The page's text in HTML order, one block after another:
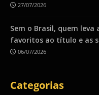
27/07/2026
Sem o Brasil, quem
favoritos ao título e as
06/07/2026
Categorias